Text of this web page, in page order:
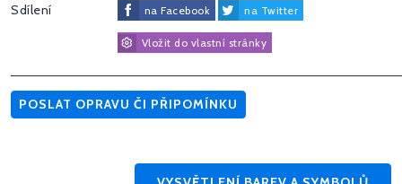
Sdílení na Facebook na Twitter
Vložit do vlastní stránky
POSLAT OPRAVU ČI PŘIPOMÍNKU